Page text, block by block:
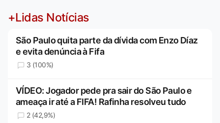
+Lidas Notícias
São Paulo quita parte da dívida com Enzo Díaz
e evita denúncia à Fifa
3 (100%)
VÍDEO: Jogador pede pra sair do São Paulo e
ameaça ir até a FIFA! Rafinha resolveu tudo
2 (42,9%)